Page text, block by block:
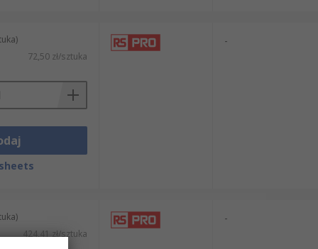
72,50 zł/sztuka
-
424,41 zł/sztuka
-